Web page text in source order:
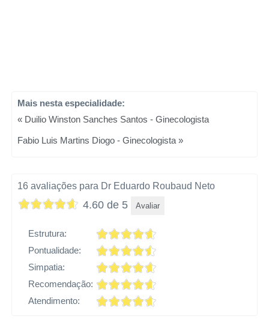
Mais nesta especialidade:
« Duilio Winston Sanches Santos - Ginecologista
Fabio Luis Martins Diogo - Ginecologista »
16 avaliações para Dr Eduardo Roubaud Neto
4.60 de 5 Avaliar
Estrutura:
Pontualidade:
Simpatia:
Recomendação:
Atendimento: